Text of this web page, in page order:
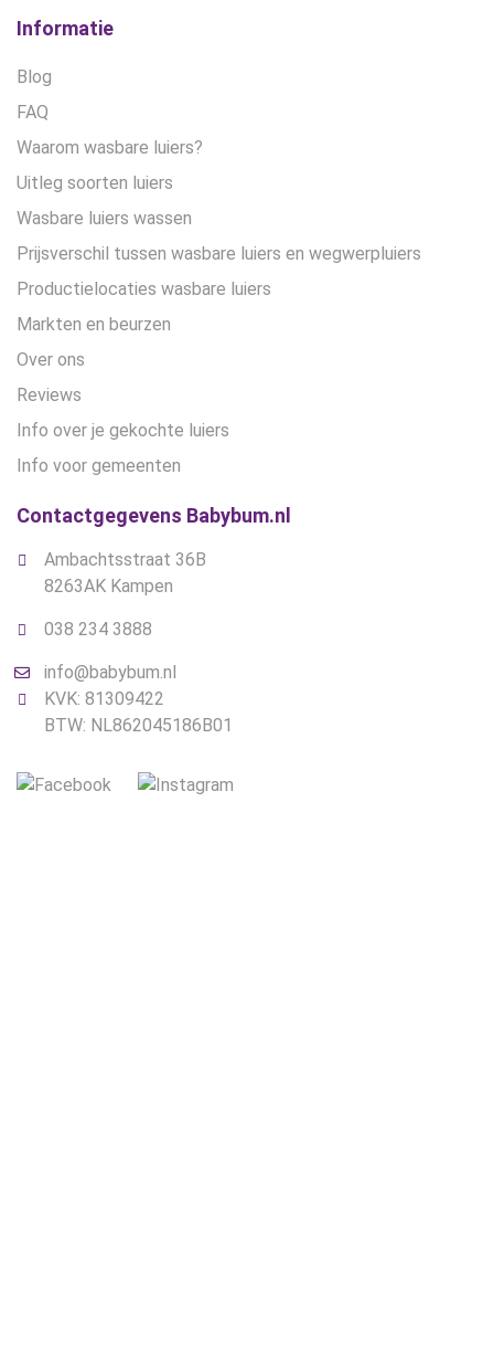
Informatie
Blog
FAQ
Waarom wasbare luiers?
Uitleg soorten luiers
Wasbare luiers wassen
Prijsverschil tussen wasbare luiers en wegwerpluiers
Productielocaties wasbare luiers
Markten en beurzen
Over ons
Reviews
Info over je gekochte luiers
Info voor gemeenten
Contactgegevens Babybum.nl
Ambachtsstraat 36B
8263AK Kampen
038 234 3888
info@babybum.nl
KVK: 81309422
BTW: NL862045186B01